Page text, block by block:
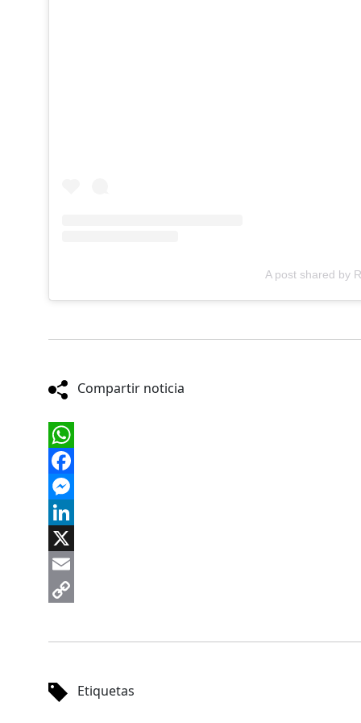
A post shared by
Compartir noticia
WhatsApp
Facebook
Messenger
LinkedIn
X
Email
Link
Etiquetas